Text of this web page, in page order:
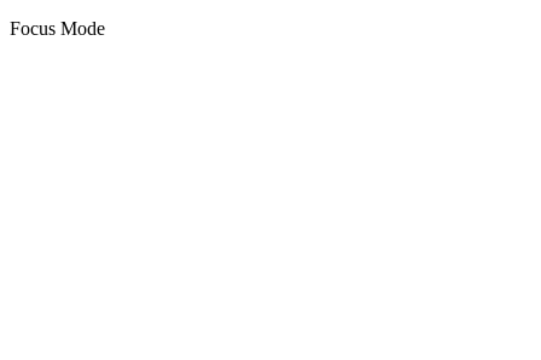
Focus Mode